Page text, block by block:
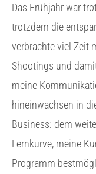
Das Frühjahr war
trotzdem die
verbrachte viel Zeit
Shootings und
meine
hineinwachsen in
Business: dem
Lernkurve, meine
Programm